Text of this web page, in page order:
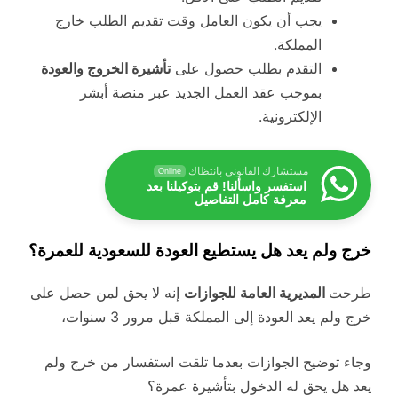
يجب أن يكون العامل وقت تقديم الطلب خارج
المملكة.
التقدم بطلب حصول علىتأشيرة الخروج والعودة
بموجب عقد العمل الجديد عبر منصة أبشر
الإلكترونية.
مستشارك القانوني بانتظاك Online
استفسر واسألنا! قم بتوكيلنا بعد
معرفة كامل التفاصيل
خرج ولم يعد هل يستطيع العودة للسعودية للعمرة؟
طرحت المديرية العامة للجوازات إنه لا يحق لمن حصل على
خرج ولم يعد العودة إلى المملكة قبل مرور 3 سنوات،
وجاء توضيح الجوازات بعدما تلقت استفسار من خرج ولم
يعد هل يحق له الدخول بتأشيرة عمرة؟